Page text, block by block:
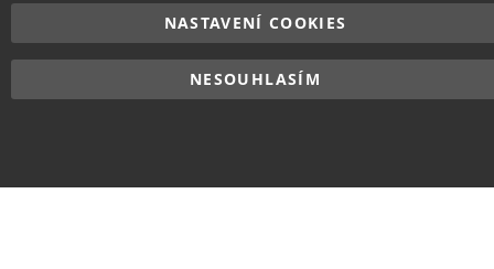
NASTAVENÍ COOKIES
NESOUHLASÍM